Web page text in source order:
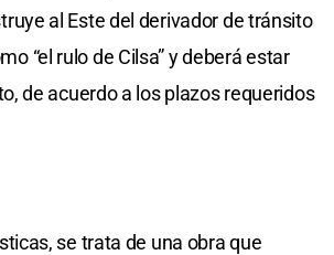
al Este del derivador de tránsito
“el rulo de Cilsa” y deberá estar
de acuerdo a los plazos requeridos
se trata de una obra que